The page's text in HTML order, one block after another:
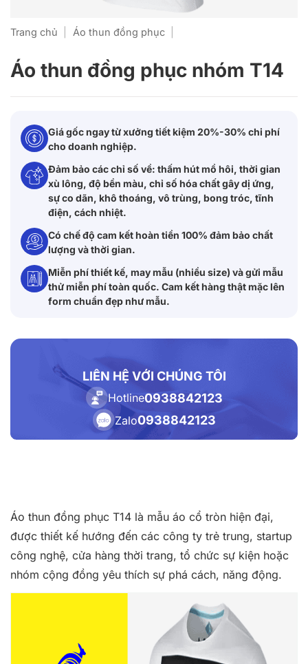
Trang chủ Áo thun đồng phục
Áo thun đồng phục nhóm T14
Giá gốc ngay từ xưởng tiết kiệm 20%-30% chi phí
cho doanh nghiệp.
Đảm bảo các chỉ số về: thấm hút mồ hôi, thời gian
xù lông, độ bền màu, chỉ số hóa chất gây dị ứng,
sự co dãn, khô thoáng, vô trùng, bong tróc, tĩnh
điện, cách nhiệt.
Có chế độ cam kết hoàn tiền 100% đảm bảo chất
lượng và thời gian.
Miễn phí thiết kế, may mẫu (nhiều size) và gửi mẫu
thử miễn phí toàn quốc. Cam kết hàng thật mặc lên
form chuẩn đẹp như mẫu.
LIÊN HỆ VỚI CHÚNG TÔI
Hotline0938842123
Zalo0938842123
Áo thun đồng phục T14 là mẫu áo cổ tròn hiện đại,
được thiết kế hướng đến các công ty trẻ trung, startup
công nghệ, cửa hàng thời trang, tổ chức sự kiện hoặc
nhóm cộng đồng yêu thích sự phá cách, năng động.